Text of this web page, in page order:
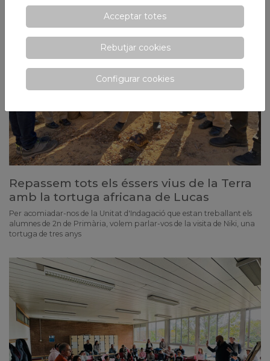
Repassem tots els éssers vius de la Terra
amb la tortuga africana de Lucas
Per acomiadar-nos de la Unitat d'Indagació que estan treballant els
alumnes de 2n de Primària, volem parlar-vos de la visita de Niki, una
tortuga de tres anys
Acceptar totes
Rebutjar cookies
Configurar cookies